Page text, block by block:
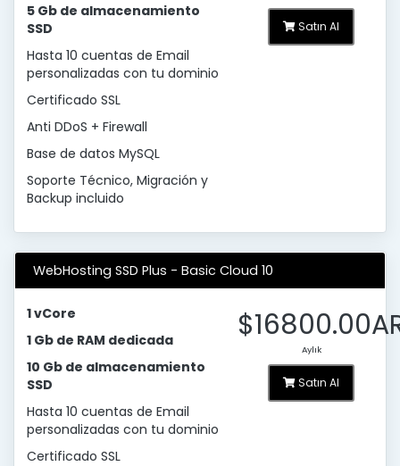
5 Gb de almacenamiento
SSD
Hasta 10 cuentas de Email
personalizadas con tu dominio
Certificado SSL
Anti DDoS + Firewall
Base de datos MySQL
Soporte Técnico, Migración y
Backup incluido
Satın Al
WebHosting SSD Plus - Basic Cloud 10
1 vCore
1 Gb de RAM dedicada
10 Gb de almacenamiento
SSD
Hasta 10 cuentas de Email
personalizadas con tu dominio
Certificado SSL
Aylık
Satın Al